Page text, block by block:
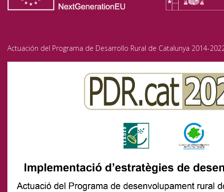
Actuación del Programa de Desarrollo Rural de Catalunya 2014-